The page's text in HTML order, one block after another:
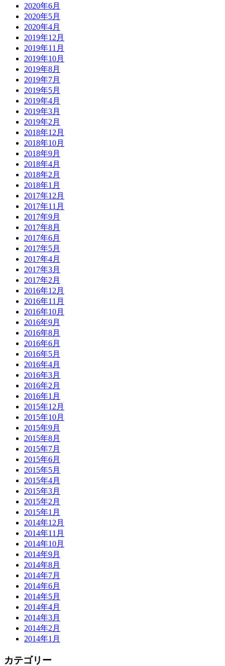
2020年6月
2020年5月
2020年4月
2019年12月
2019年11月
2019年10月
2019年8月
2019年7月
2019年5月
2019年4月
2019年3月
2019年2月
2018年12月
2018年10月
2018年9月
2018年4月
2018年2月
2018年1月
2017年12月
2017年11月
2017年9月
2017年8月
2017年6月
2017年5月
2017年4月
2017年3月
2017年2月
2016年12月
2016年11月
2016年10月
2016年9月
2016年8月
2016年6月
2016年5月
2016年4月
2016年3月
2016年2月
2016年1月
2015年12月
2015年10月
2015年9月
2015年8月
2015年7月
2015年6月
2015年5月
2015年4月
2015年3月
2015年2月
2015年1月
2014年12月
2014年11月
2014年10月
2014年9月
2014年8月
2014年7月
2014年6月
2014年5月
2014年4月
2014年3月
2014年2月
2014年1月
カテゴリー